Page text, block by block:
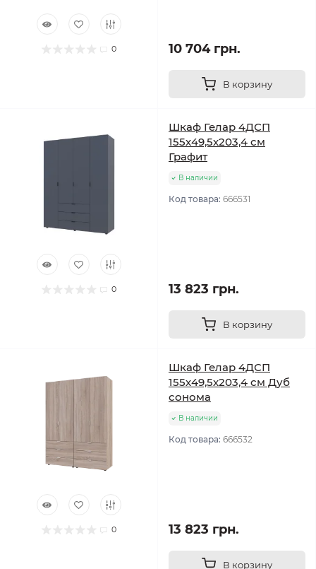
0 10 704 грн.
В корзину
0
Шкаф Гелар 4ДСП
155х49,5х203,4 см
Графит
В наличии
Код товара: 666531
13 823 грн.
В корзину
0
Шкаф Гелар 4ДСП
155х49,5х203,4 см Дуб
сонома
В наличии
Код товара: 666532
13 823 грн.
В корзину